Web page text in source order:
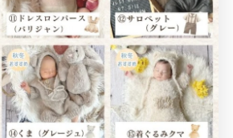
CONY
CONYについて
CONY
よくある質問
CONY